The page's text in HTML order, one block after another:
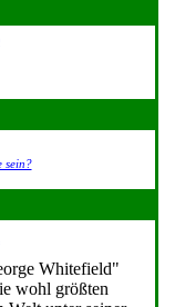
sein?
Whitefield"
wohl größten